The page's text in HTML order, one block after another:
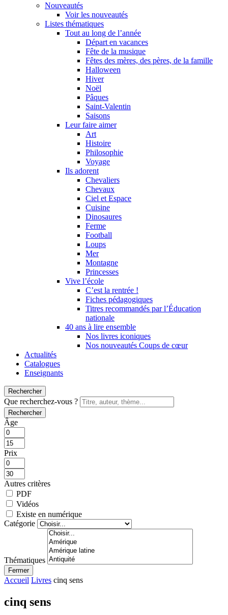
Nouveautés
Voir les nouveautés
Listes thématiques
Tout au long de l’année
Départ en vacances
Fête de la musique
Fêtes des mères, des pères, de la famille
Halloween
Hiver
Noël
Pâques
Saint-Valentin
Saisons
Leur faire aimer
Art
Histoire
Philosophie
Voyage
Ils adorent
Chevaliers
Chevaux
Ciel et Espace
Cuisine
Dinosaures
Ferme
Football
Loups
Mer
Montagne
Princesses
Vive l’école
C’est la rentrée !
Fiches pédagogiques
Titres recommandés par l’Éducation
nationale
40 ans à lire ensemble
Nos livres iconiques
Nos nouveautés Coups de cœur
Actualités
Catalogues
Enseignants
Rechercher
Que recherchez-vous ?
Rechercher
Âge
Prix
Autres critères
PDF
Vidéos
Existe en numérique
Catégorie
Thématiques
Fermer
Accueil Livres cinq sens
cinq sens